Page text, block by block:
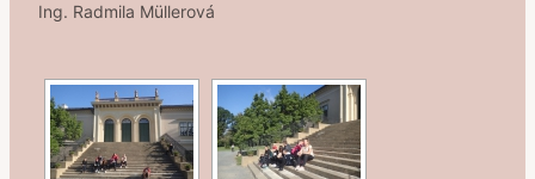
Ing. Radmila Müllerová